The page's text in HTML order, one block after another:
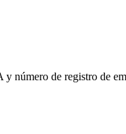
número de registro de